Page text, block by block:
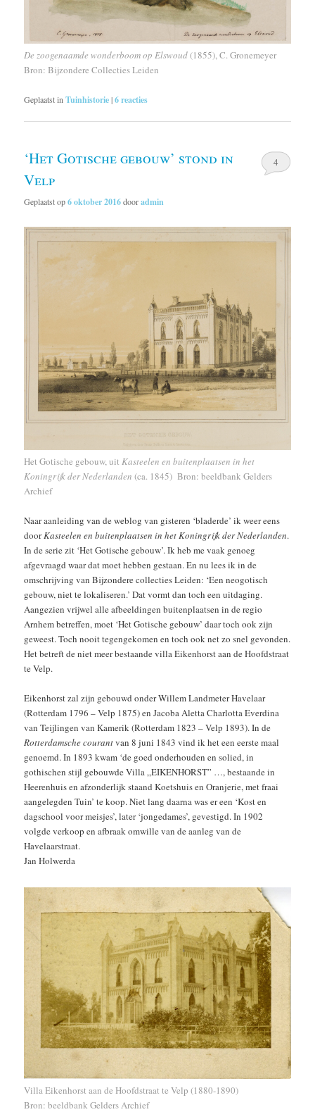
De zoogenaamde wonderboom op Elswoud(1855), C. Gronemeyer
Bron: Bijzondere Collecties Leiden
Geplaatst in Tuinhistorie|6reacties
‘Het Gotische gebouw’ stond in
Velp
Geplaatst op6 oktober 2016dooradmin
4
Het Gotische gebouw, uitKasteelen en buitenplaatsen in het
Koningrijk der Nederlanden(ca. 1845)Bron: beeldbank Gelders
Archief
Naar aanleiding van de weblog van gisteren ‘bladerde’ ik weer eens
doorKasteelen en buitenplaatsen in het Koningrijk der Nederlanden.
In de serie zit ‘Het Gotische gebouw’. Ik heb me vaak genoeg
afgevraagd waar dat moet hebben gestaan. En nu lees ik in de
omschrijving van Bijzondere collecties Leiden: ‘Een neogotisch
gebouw, niet te lokaliseren.’ Dat vormt dan toch een uitdaging.
Aangezien vrijwel alle afbeeldingen buitenplaatsen in de regio
Arnhem betreffen, moet ‘Het Gotische gebouw’ daar toch ook zijn
geweest. Toch nooit tegengekomen en toch ook net zo snel gevonden.
Het betreft de niet meer bestaande villa Eikenhorst aan de Hoofdstraat
te Velp.
Eikenhorst zal zijn gebouwd onder Willem Landmeter Havelaar
(Rotterdam 1796 – Velp 1875) en Jacoba Aletta Charlotta Everdina
van Teijlingen van Kamerik (Rotterdam 1823 – Velp 1893). In de
Rotterdamsche courantvan 8 juni 1843 vind ik het een eerste maal
genoemd. In 1893 kwam ‘de goed onderhouden en solied, in
gothischen stijl gebouwde Villa „EIKENHORST” …, bestaande in
Heerenhuis en afzonderlijk staand Koetshuis en Oranjerie, met fraai
aangelegden Tuin’ te koop. Niet lang daarna was er een ‘Kost en
dagschool voor meisjes’, later ‘jongedames’, gevestigd. In 1902
volgde verkoop en afbraak omwille van de aanleg van de
Havelaarstraat.
Jan Holwerda
Villa Eikenhorst aan de Hoofdstraat te Velp (1880-1890)
Bron: beeldbank Gelders Archief